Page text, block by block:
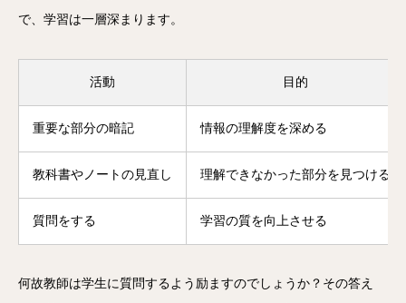
で、学習は一層深まります。
活動 目的
重要な部分の暗記 情報の理解度を深める
教科書やノートの見直し 理解できなかった部分を見つける
質問をする 学習の質を向上させる
何故教師は学生に質問するよう励ますのでしょうか？その答え